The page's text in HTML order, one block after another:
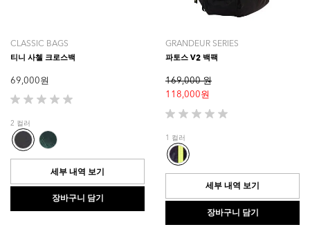
CLASSIC BAGS
티니 사첼 크로스백
69,000 원
별
5
개
중
0.0
입
다.
2 컬러
세부 내역 보기
장바구니 담기
GRANDEUR SERIES
파토스 V2 백팩
169,000 원
118,000 원
별
5
개
중
0.0
입
1 컬러
세부 내역 보기
장바구니 담기